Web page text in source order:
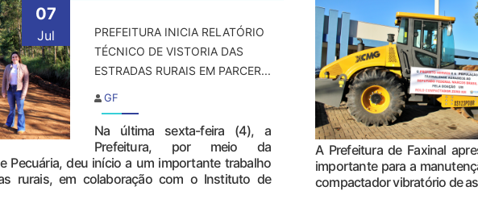
07
Jul
PREFEITURA INICIA RELATÓRIO
TÉCNICO DE VISTORIA DAS
ESTRADAS RURAIS EM PARCER...
GF
Na última sexta-feira (4), a
Prefeitura, por meio da
Pecuária, deu início a um importante trabalho
rurais, em colaboração com o Instituto de
A Prefeitura de Faxinal
importante para a
compactador vibratório de